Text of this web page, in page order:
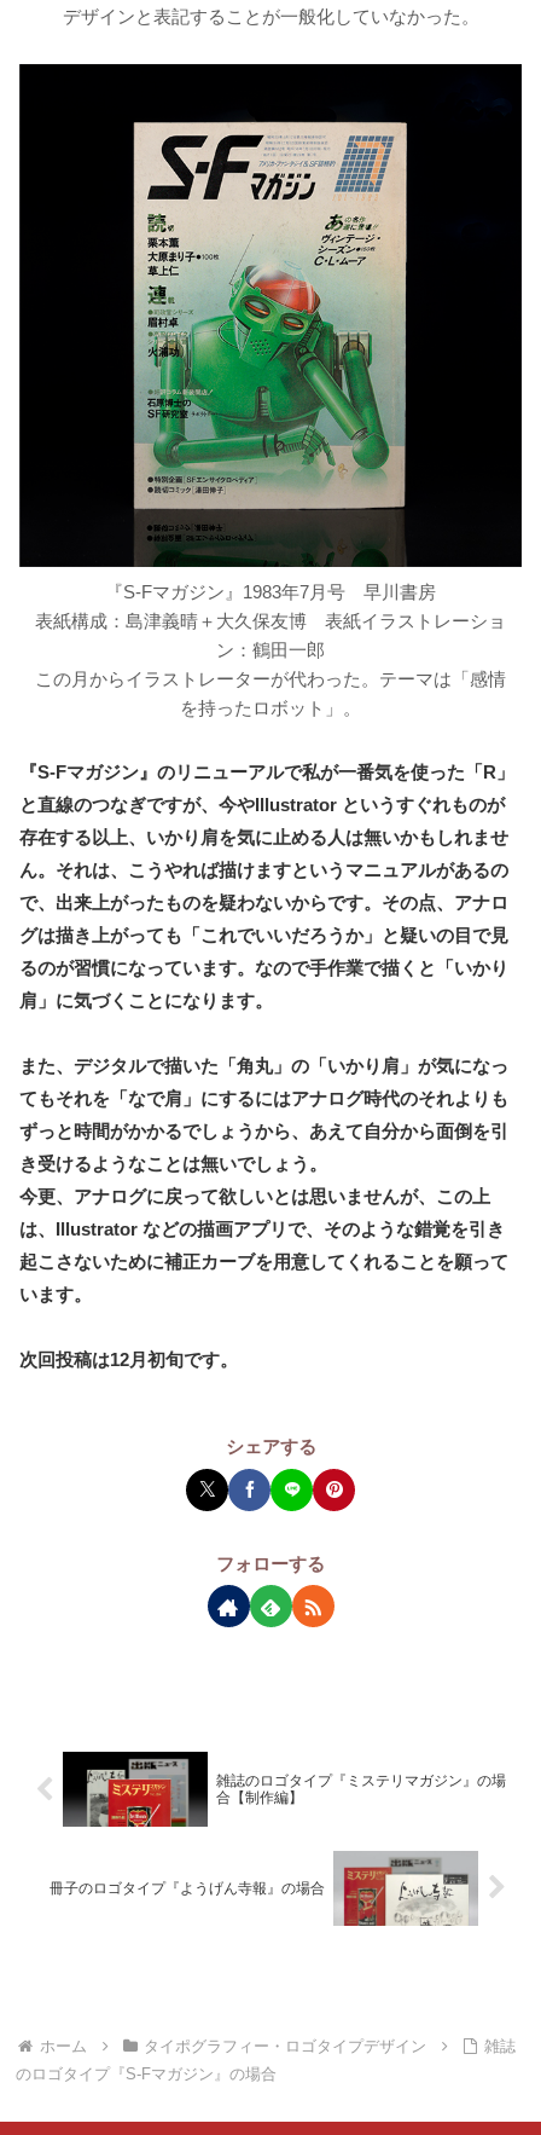
デザインと表記することが一般化していなかった。
『S-Fマガジン』1983年7月号 早川書房
表紙構成：島津義晴＋大久保友博 表紙イラストレーショ
ン：鶴田一郎
この月からイラストレーターが代わった。テーマは「感情
を持ったロボット」。
『S-Fマガジン』のリニューアルで私が一番気を使った「R」
と直線のつなぎですが、今やIllustrator というすぐれものが
存在する以上、いかり肩を気に止める人は無いかもしれませ
ん。それは、こうやれば描けますというマニュアルがあるの
で、出来上がったものを疑わないからです。その点、アナロ
グは描き上がっても「これでいいだろうか」と疑いの目で見
るのが習慣になっています。なので手作業で描くと「いかり
肩」に気づくことになります。
また、デジタルで描いた「角丸」の「いかり肩」が気になっ
てもそれを「なで肩」にするにはアナログ時代のそれよりも
ずっと時間がかかるでしょうから、あえて自分から面倒を引
き受けるようなことは無いでしょう。
今更、アナログに戻って欲しいとは思いませんが、この上
は、Illustrator などの描画アプリで、そのような錯覚を引き
起こさないために補正カーブを用意してくれることを願って
います。
次回投稿は12月初旬です。
シェアする
フォローする
雑誌のロゴタイプ『ミステリマガジン』の場
合【制作編】
冊子のロゴタイプ『ようげん寺報』の場合
ホーム タイポグラフィー・ロゴタイプデザイン
雑誌
のロゴタイプ『S-Fマガジン』の場合